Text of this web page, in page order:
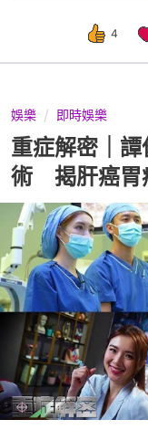
4
娛樂 即時娛樂
重症解密｜
術 揭肝癌胃